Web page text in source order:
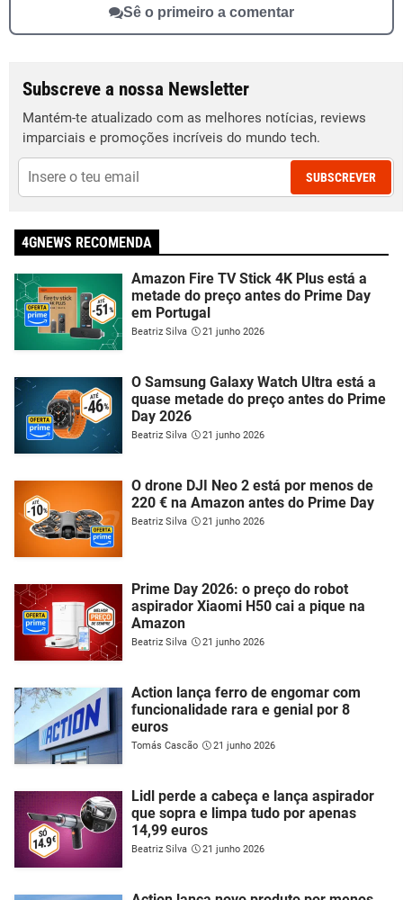
Sê o primeiro a comentar
Subscreve a nossa Newsletter
Mantém-te atualizado com as melhores notícias, reviews
imparciais e promoções incríveis do mundo tech.
SUBSCREVER
4GNEWS RECOMENDA
Amazon Fire TV Stick 4K Plus está a
metade do preço antes do Prime Day
em Portugal
Beatriz Silva 21 junho 2026
O Samsung Galaxy Watch Ultra está a
quase metade do preço antes do Prime
Day 2026
Beatriz Silva 21 junho 2026
O drone DJI Neo 2 está por menos de
220 € na Amazon antes do Prime Day
Beatriz Silva 21 junho 2026
Prime Day 2026: o preço do robot
aspirador Xiaomi H50 cai a pique na
Amazon
Beatriz Silva 21 junho 2026
Action lança ferro de engomar com
funcionalidade rara e genial por 8
euros
Tomás Cascão 21 junho 2026
Lidl perde a cabeça e lança aspirador
que sopra e limpa tudo por apenas
14,99 euros
Beatriz Silva 21 junho 2026